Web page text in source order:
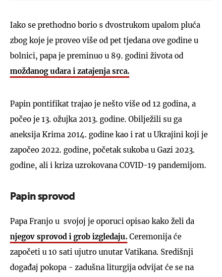
Iako se prethodno borio s dvostrukom upalom pluća
zbog koje je proveo više od pet tjedana ove godine u
bolnici, papa je preminuo u 89. godini života od
moždanog udara i zatajenja srca.
Papin pontifikat trajao je nešto više od 12 godina, a
počeo je 13. ožujka 2013. godine. Obilježili su ga
aneksija Krima 2014. godine kao i rat u Ukrajini koji je
započeo 2022. godine, početak sukoba u Gazi 2023.
godine, ali i kriza uzrokovana COVID-19 pandemijom.
Papin sprovod
Papa Franjo u svojoj je oporuci opisao kako želi da
njegov sprovod i grob izgledaju. Ceremonija će
započeti u 10 sati ujutro unutar Vatikana. Središnji
događaj pokopa - zadušna liturgija odvijat će se na